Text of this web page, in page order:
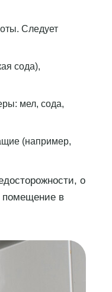
Следует
сода),
мел, сода,
(например,
о
помещение в